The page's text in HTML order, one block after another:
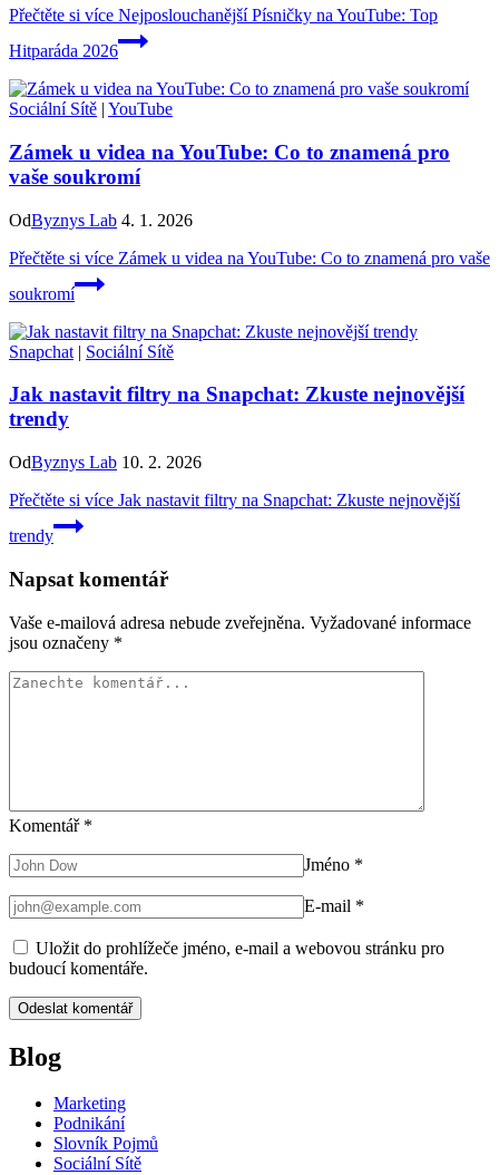
Přečtěte si více Nejposlouchanější Písničky na YouTube: Top
Hitparáda 2026
Sociální Sítě | YouTube
Zámek u videa na YouTube: Co to znamená pro
vaše soukromí
OdByznys Lab 4. 1. 2026
Přečtěte si více Zámek u videa na YouTube: Co to znamená pro vaše
soukromí
Snapchat | Sociální Sítě
Jak nastavit filtry na Snapchat: Zkuste nejnovější
trendy
OdByznys Lab 10. 2. 2026
Přečtěte si více Jak nastavit filtry na Snapchat: Zkuste nejnovější
trendy
Napsat komentář
Vaše e-mailová adresa nebude zveřejněna. Vyžadované informace
jsou označeny *
Komentář *
Jméno *
E-mail *
Uložit do prohlížeče jméno, e-mail a webovou stránku pro
budoucí komentáře.
Blog
Marketing
Podnikání
Slovník Pojmů
Sociální Sítě